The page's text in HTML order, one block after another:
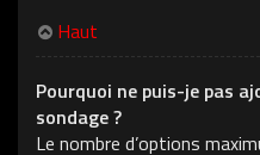
Haut
Pourquoi ne puis-je pas
sondage ?
Le nombre d’options